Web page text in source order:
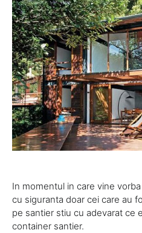
In momentul in care vine
cu siguranta doar cei care au
pe santier stiu cu adevarat ce
container santier.